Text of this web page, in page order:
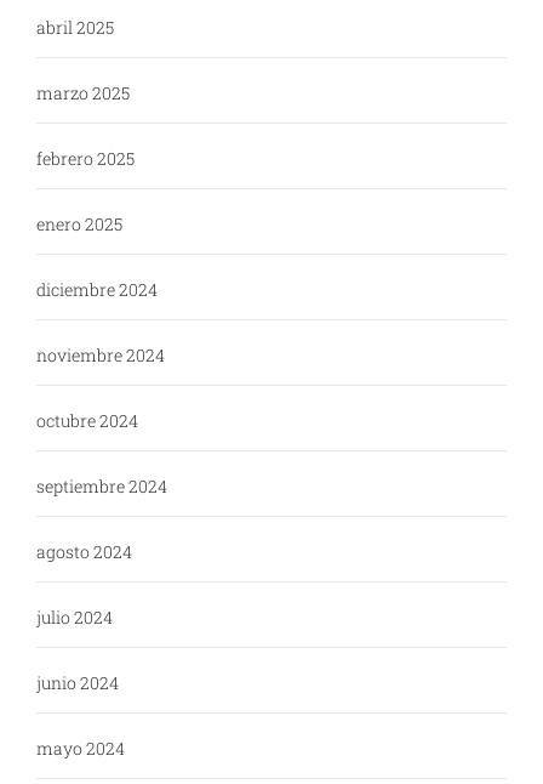
abril 2025
marzo 2025
febrero 2025
enero 2025
diciembre 2024
noviembre 2024
octubre 2024
septiembre 2024
agosto 2024
julio 2024
junio 2024
mayo 2024